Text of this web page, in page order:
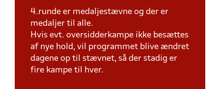
4.runde er medaljestævne og der er
medaljer til alle.
Hvis evt. oversidderkampe ikke besættes
af nye hold, vil programmet blive ændret
dagene op til stævnet, så der stadig er
fire kampe til hver.